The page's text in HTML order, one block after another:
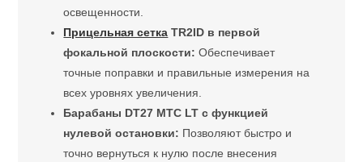
освещенности.
Прицельная сетка TR2ID в первой
фокальной плоскости: Обеспечивает
точные поправки и правильные измерения на
всех уровнях увеличения.
Барабаны DT27 MTC LT с функцией
нулевой остановки: Позволяют быстро и
точно вернуться к нулю после внесения